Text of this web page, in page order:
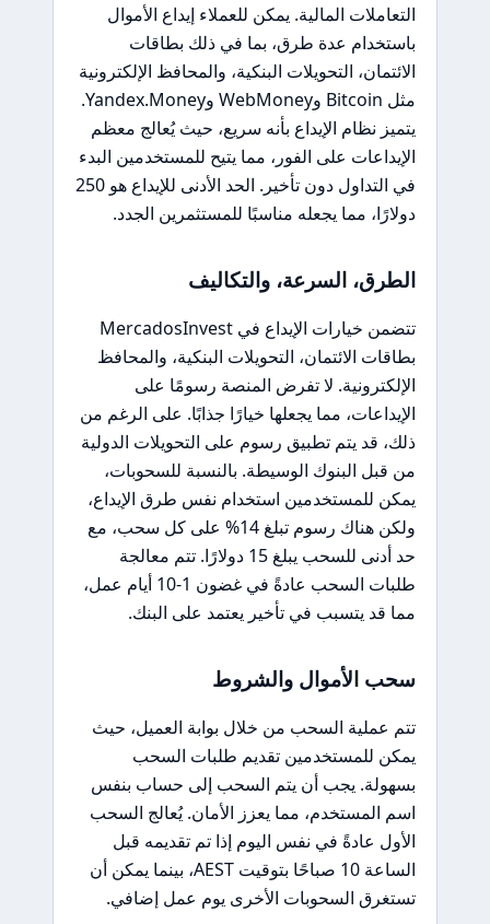
التعاملات المالية. يمكن للعملاء إيداع الأموال
باستخدام عدة طرق، بما في ذلك بطاقات
الائتمان، التحويلات البنكية، والمحافظ الإلكترونية
مثل Bitcoin وWebMoney وYandex.Money.
يتميز نظام الإيداع بأنه سريع، حيث يُعالج معظم
الإيداعات على الفور، مما يتيح للمستخدمين البدء
في التداول دون تأخير. الحد الأدنى للإيداع هو 250
دولارًا، مما يجعله مناسبًا للمستثمرين الجدد.
الطرق، السرعة، والتكاليف
تتضمن خيارات الإيداع في MercadosInvest
بطاقات الائتمان، التحويلات البنكية، والمحافظ
الإلكترونية. لا تفرض المنصة رسومًا على
الإيداعات، مما يجعلها خيارًا جذابًا. على الرغم من
ذلك، قد يتم تطبيق رسوم على التحويلات الدولية
من قبل البنوك الوسيطة. بالنسبة للسحوبات،
يمكن للمستخدمين استخدام نفس طرق الإيداع،
ولكن هناك رسوم تبلغ 14% على كل سحب، مع
حد أدنى للسحب يبلغ 15 دولارًا. تتم معالجة
طلبات السحب عادةً في غضون 1-10 أيام عمل،
مما قد يتسبب في تأخير يعتمد على البنك.
سحب الأموال والشروط
تتم عملية السحب من خلال بوابة العميل، حيث
يمكن للمستخدمين تقديم طلبات السحب
بسهولة. يجب أن يتم السحب إلى حساب بنفس
اسم المستخدم، مما يعزز الأمان. يُعالج السحب
الأول عادةً في نفس اليوم إذا تم تقديمه قبل
الساعة 10 صباحًا بتوقيت AEST، بينما يمكن أن
تستغرق السحوبات الأخرى يوم عمل إضافي.